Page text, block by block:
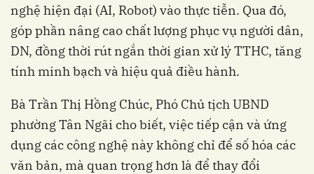
nghệ hiện đại (AI, Robot) vào thực tiễn. Qua đó,
góp phần nâng cao chất lượng phục vụ người dân,
DN, đồng thời rút ngắn thời gian xử lý TTHC, tăng
tính minh bạch và hiệu quả điều hành.
Bà Trần Thị Hồng Chúc, Phó Chủ tịch UBND
phường Tân Ngãi cho biết, việc tiếp cận và ứng
dụng các công nghệ này không chỉ để số hóa các
văn bản, mà quan trọng hơn là để thay đổi